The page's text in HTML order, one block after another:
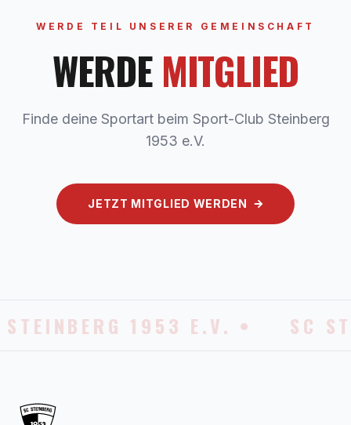
WERDE TEIL UNSERER GEMEINSCHAFT
WERDEMITGLIED
Finde deine Sportart beim Sport-Club Steinberg
1953 e.V.
JETZT MITGLIED WERDEN
STEINBERG 1953 E.V. • SC